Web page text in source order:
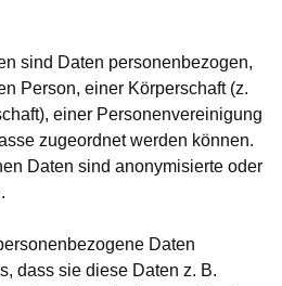
sind Daten personenbezogen,
Person, einer Körperschaft (z.
einer Personenvereinigung
zugeordnet werden können.
Daten sind anonymisierte oder
Daten
dass sie diese Daten z. B.